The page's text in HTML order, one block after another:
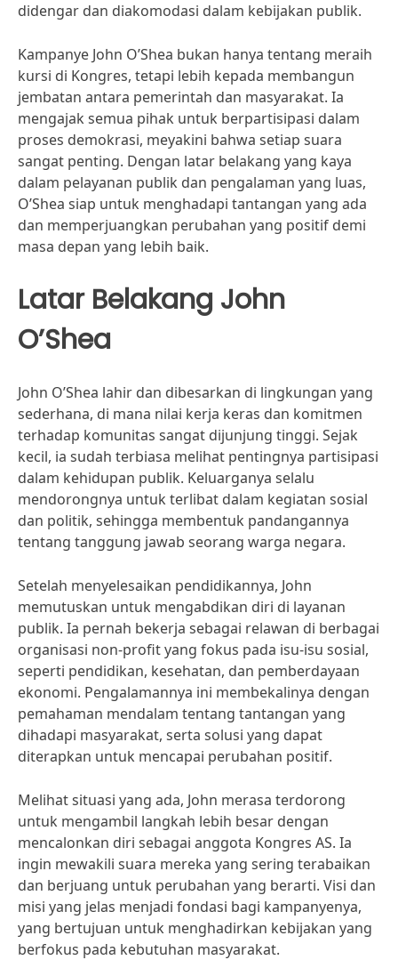
didengar dan diakomodasi dalam kebijakan publik.
Kampanye John O’Shea bukan hanya tentang meraih
kursi di Kongres, tetapi lebih kepada membangun
jembatan antara pemerintah dan masyarakat. Ia
mengajak semua pihak untuk berpartisipasi dalam
proses demokrasi, meyakini bahwa setiap suara
sangat penting. Dengan latar belakang yang kaya
dalam pelayanan publik dan pengalaman yang luas,
O’Shea siap untuk menghadapi tantangan yang ada
dan memperjuangkan perubahan yang positif demi
masa depan yang lebih baik.
Latar Belakang John
O’Shea
John O’Shea lahir dan dibesarkan di lingkungan yang
sederhana, di mana nilai kerja keras dan komitmen
terhadap komunitas sangat dijunjung tinggi. Sejak
kecil, ia sudah terbiasa melihat pentingnya partisipasi
dalam kehidupan publik. Keluarganya selalu
mendorongnya untuk terlibat dalam kegiatan sosial
dan politik, sehingga membentuk pandangannya
tentang tanggung jawab seorang warga negara.
Setelah menyelesaikan pendidikannya, John
memutuskan untuk mengabdikan diri di layanan
publik. Ia pernah bekerja sebagai relawan di berbagai
organisasi non-profit yang fokus pada isu-isu sosial,
seperti pendidikan, kesehatan, dan pemberdayaan
ekonomi. Pengalamannya ini membekalinya dengan
pemahaman mendalam tentang tantangan yang
dihadapi masyarakat, serta solusi yang dapat
diterapkan untuk mencapai perubahan positif.
Melihat situasi yang ada, John merasa terdorong
untuk mengambil langkah lebih besar dengan
mencalonkan diri sebagai anggota Kongres AS. Ia
ingin mewakili suara mereka yang sering terabaikan
dan berjuang untuk perubahan yang berarti. Visi dan
misi yang jelas menjadi fondasi bagi kampanyenya,
yang bertujuan untuk menghadirkan kebijakan yang
berfokus pada kebutuhan masyarakat.